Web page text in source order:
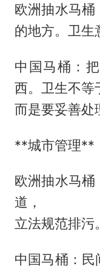
欧洲抽水马
的地方。卫生
中国马桶：
西。卫生不等
而是要妥善处
**城市管理**
欧洲抽水马
道，
立法规范排污
中国马桶：